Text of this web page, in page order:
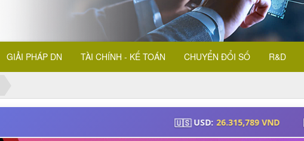
GIẢI PHÁP DN TÀI CHÍNH - KẾ TOÁN CHUYỂN ĐỔI SỐ R&D